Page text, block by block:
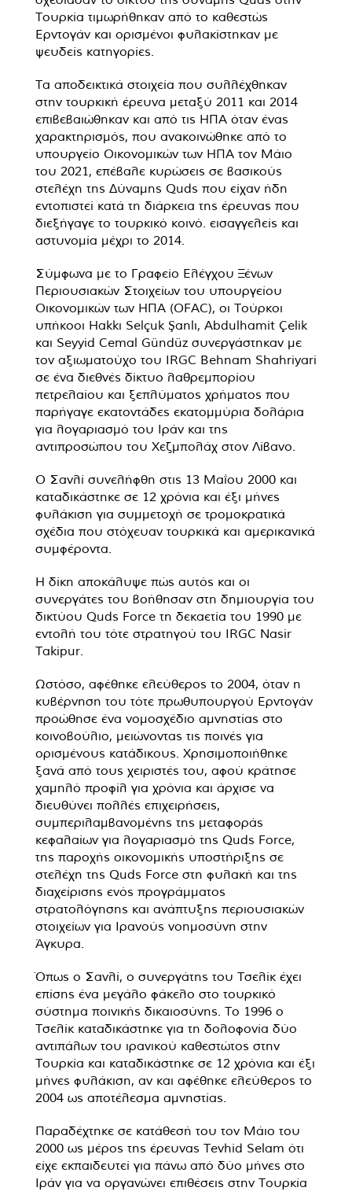
Τουρκία τιμωρήθηκαν από το καθεστώς
Ερντογάν και ορισμένοι φυλακίστηκαν με
ψευδείς κατηγορίες.
Τα αποδεικτικά στοιχεία που συλλέχθηκαν
στην τουρκική έρευνα μεταξύ 2011 και 2014
επιβεβαιώθηκαν και από τις ΗΠΑ όταν ένας
χαρακτηρισμός, που ανακοινώθηκε από το
υπουργείο Οικονομικών των ΗΠΑ τον Μάιο
του 2021, επέβαλε κυρώσεις σε βασικούς
στελέχη της Δύναμης Quds που είχαν ήδη
εντοπιστεί κατά τη διάρκεια της έρευνας που
διεξήγαγε το τουρκικό κοινό. εισαγγελείς και
αστυνομία μέχρι το 2014.
Σύμφωνα με το Γραφείο Ελέγχου Ξένων
Περιουσιακών Στοιχείων του υπουργείου
Οικονομικών των ΗΠΑ (OFAC), οι Τούρκοι
υπήκοοι Hakkı Selçuk Şanlı, Abdulhamit Çelik
και Seyyid Cemal Gündüz συνεργάστηκαν με
τον αξιωματούχο του IRGC Behnam Shahriyari
σε ένα διεθνές δίκτυο λαθρεμπορίου
πετρελαίου και ξεπλύματος χρήματος που
παρήγαγε εκατοντάδες εκατομμύρια δολάρια
για λογαριασμό του Ιράν και της
αντιπροσώπου του Χεζμπολάχ στον Λίβανο.
Ο Σανλί συνελήφθη στις 13 Μαΐου 2000 και
καταδικάστηκε σε 12 χρόνια και έξι μήνες
φυλάκιση για συμμετοχή σε τρομοκρατικά
σχέδια που στόχευαν τουρκικά και αμερικανικά
συμφέροντα.
Η δίκη αποκάλυψε πώς αυτός και οι
συνεργάτες του βοήθησαν στη δημιουργία του
δικτύου Quds Force τη δεκαετία του 1990 με
εντολή του τότε στρατηγού του IRGC Nasir
Takipur.
Ωστόσο, αφέθηκε ελεύθερος το 2004, όταν η
κυβέρνηση του τότε πρωθυπουργού Ερντογάν
προώθησε ένα νομοσχέδιο αμνηστίας στο
κοινοβούλιο, μειώνοντας τις ποινές για
ορισμένους κατάδικους. Χρησιμοποιήθηκε
ξανά από τους χειριστές του, αφού κράτησε
χαμηλό προφίλ για χρόνια και άρχισε να
διευθύνει πολλές επιχειρήσεις,
συμπεριλαμβανομένης της μεταφοράς
κεφαλαίων για λογαριασμό της Quds Force,
της παροχής οικονομικής υποστήριξης σε
στελέχη της Quds Force στη φυλακή και της
διαχείρισης ενός προγράμματος
στρατολόγησης και ανάπτυξης περιουσιακών
στοιχείων για Ιρανούς νοημοσύνη στην
Άγκυρα.
Όπως ο Σανλί, ο συνεργάτης του Τσελίκ έχει
επίσης ένα μεγάλο φάκελο στο τουρκικό
σύστημα ποινικής δικαιοσύνης. Το 1996 ο
Τσελίκ καταδικάστηκε για τη δολοφονία δύο
αντιπάλων του ιρανικού καθεστώτος στην
Τουρκία και καταδικάστηκε σε 12 χρόνια και έξι
μήνες φυλάκιση, αν και αφέθηκε ελεύθερος το
2004 ως αποτέλεσμα αμνηστίας.
Παραδέχτηκε σε κατάθεσή του τον Μάιο του
2000 ως μέρος της έρευνας Tevhid Selam ότι
είχε εκπαιδευτεί για πάνω από δύο μήνες στο
Ιράν για να οργανώνει επιθέσεις στην Τουρκία